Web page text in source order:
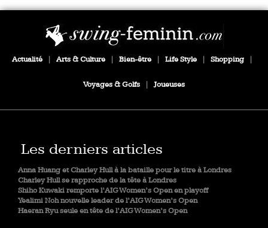
Actualité Arts & Culture Bien-être Life Style Shopping
Voyages & Golfs Joueuses
Les derniers articles
Anna Huang et Charley Hull à la bataille pour le titre à Londres
Charley Hull se rapproche de la tête à Londres
Shiho Kuwaki remporte l’AIG Women’s Open en playoff
Yealimi Noh nouvelle leader de l’AIG Women’s Open
Haeran Ryu seule en tête de l’AIG Women’s Open